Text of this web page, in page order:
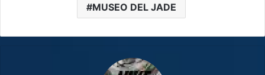
MUSEO DEL JADE